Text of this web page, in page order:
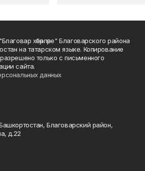
хәбәрләре" Благоварского района
на татарском языке. Копирование
только с письменного
сайта.
данных
Благоварский район,
д.22